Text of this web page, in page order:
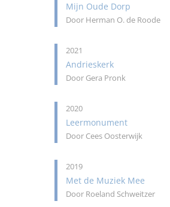
Mijn Oude Dorp
Door Herman O. de Roode
2021
Andrieskerk
Door Gera Pronk
2020
Leermonument
Door Cees Oosterwijk
2019
Met de Muziek Mee
Door Roeland Schweitzer